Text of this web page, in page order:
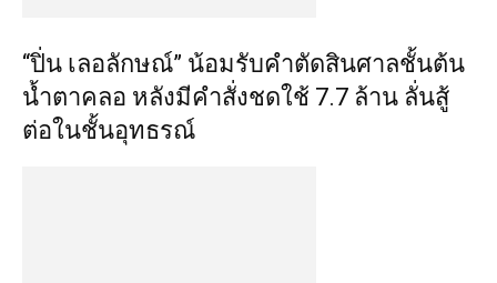
“ปิ่น เลอลักษณ์” น้อมรับคำตัดสินศาลชั้นต้น
น้ำตาคลอ หลังมีคำสั่งชดใช้ 7.7 ล้าน ลั่นสู้
ต่อในชั้นอุทธรณ์